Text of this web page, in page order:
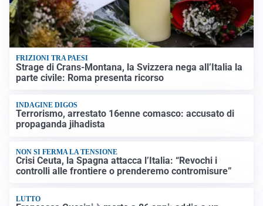
FRIZIONI TRA PAESI
Strage di Crans-Montana, la Svizzera nega all’Italia la
parte civile: Roma presenta ricorso
INDAGINE DIGOS
Terrorismo, arrestato 16enne comasco: accusato di
propaganda jihadista
NON SI FERMA LA TENSIONE
Crisi Ceuta, la Spagna attacca l’Italia: “Revochi i
controlli alle frontiere o prenderemo contromisure”
LUTTO